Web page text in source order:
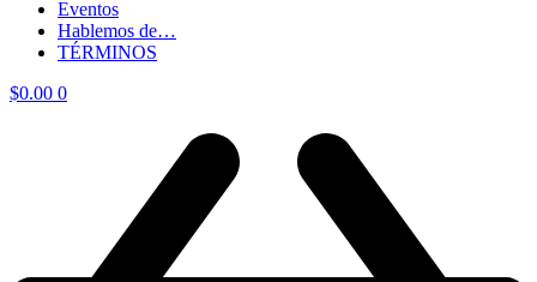
Eventos
Hablemos de…
TÉRMINOS
$0.00 0